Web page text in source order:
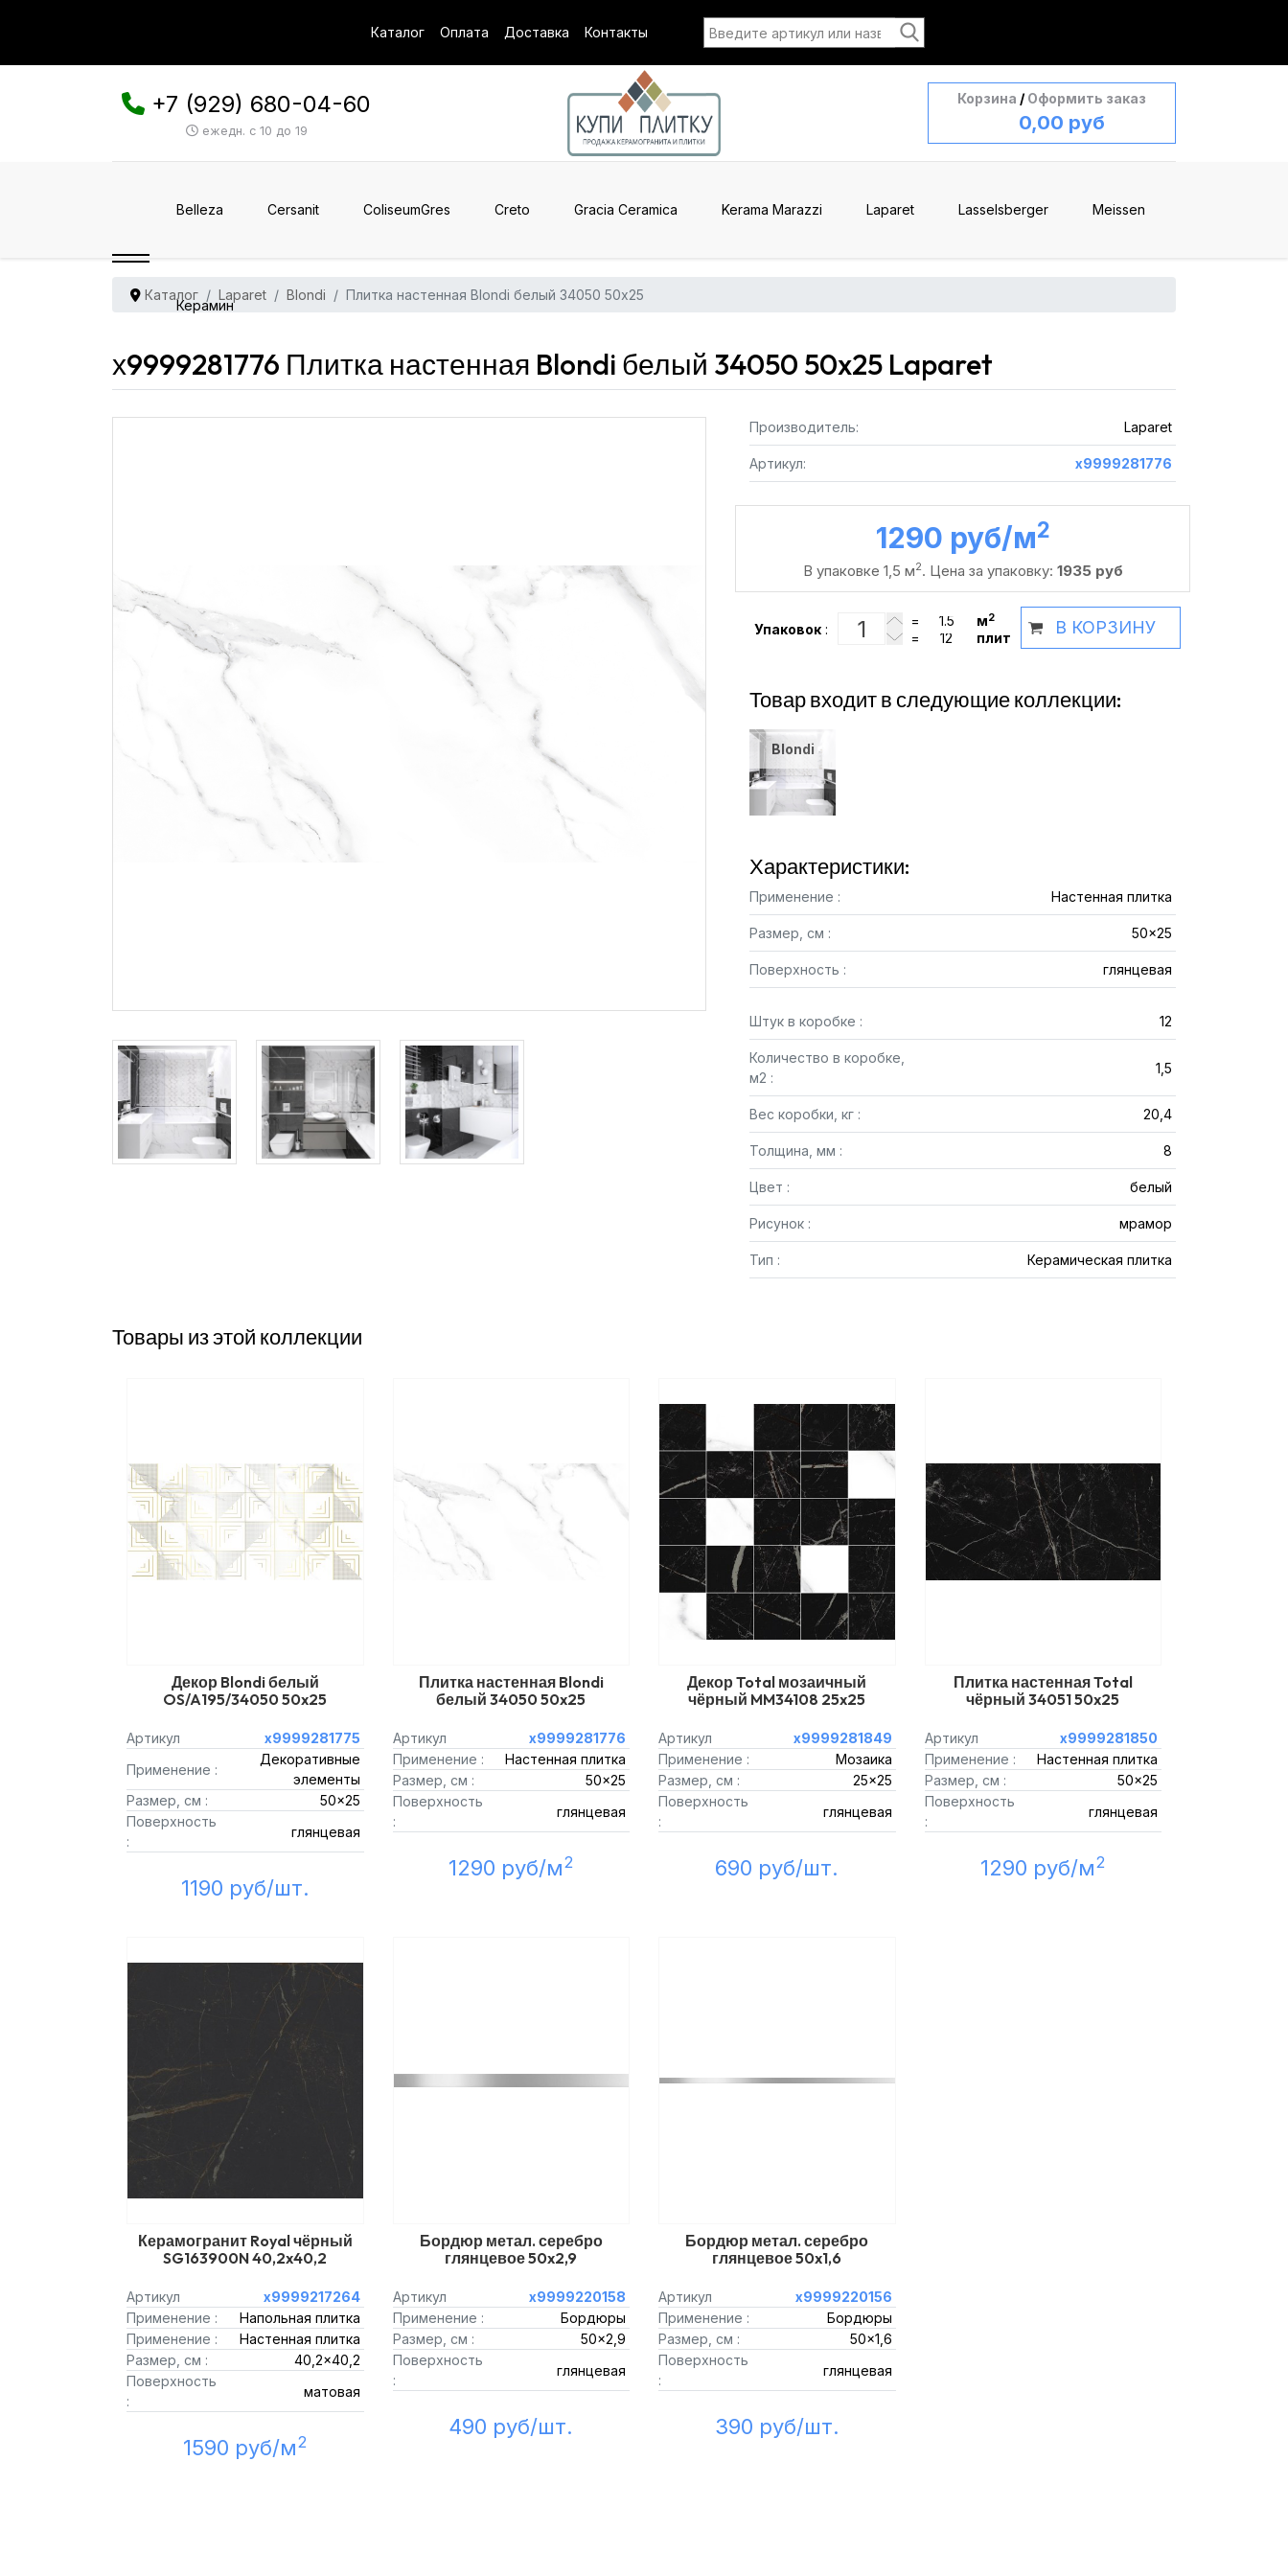
Каталог Оплата Доставка Контакты
+7 (929) 680-04-60
ежедн. с 10 до 19
Корзина / Оформить заказ
0,00 руб
Belleza Cersanit ColiseumGres Creto Gracia Ceramica Kerama Marazzi Laparet Lasselsberger Meissen
Керамин
Каталог Laparet Blondi Плитка настенная Blondi белый 34050 50x25
х9999281776 Плитка настенная Blondi белый 34050 50x25 Laparet
Производитель: Laparet
Артикул: х9999281776
1290 руб /м2
В упаковке 1,5 м2. Цена за упаковку: 1935 руб
Упаковок :
= м2
= плит
В КОРЗИНУ
Товар входит в следующие коллекции:
Blondi
Характеристики:
Применение : Настенная плитка
Размер, см : 50x25
Поверхность : глянцевая
Штук в коробке : 12
Количество в коробке,
м2 :
1,5
Вес коробки, кг : 20,4
Толщина, мм : 8
Цвет : белый
Рисунок : мрамор
Тип : Керамическая плитка
Товары из этой коллекции
Декор Blondi белый
OS/A195/34050 50x25
Артикул
х9999281775
Применение :
Декоративные
элементы
Размер, см :
50x25
Поверхность
:
глянцевая
1190 руб/шт.
Плитка настенная Blondi
белый 34050 50x25
Артикул
х9999281776
Применение :
Настенная плитка
Размер, см :
50x25
Поверхность
:
глянцевая
1290 руб/м2
Декор Total мозаичный
чёрный MM34108 25x25
Артикул
х9999281849
Применение :
Мозаика
Размер, см :
25x25
Поверхность
:
глянцевая
690 руб/шт.
Плитка настенная Total
чёрный 34051 50x25
Артикул
х9999281850
Применение :
Настенная плитка
Размер, см :
50x25
Поверхность
:
глянцевая
1290 руб/м2
Керамогранит Royal чёрный
SG163900N 40,2x40,2
Артикул
х9999217264
Применение :
Напольная плитка
Применение :
Настенная плитка
Размер, см :
40,2x40,2
Поверхность
:
матовая
1590 руб/м2
Бордюр метал. серебро
глянцевое 50x2,9
Артикул
х9999220158
Применение :
Бордюры
Размер, см :
50x2,9
Поверхность
:
глянцевая
490 руб/шт.
Бордюр метал. серебро
глянцевое 50x1,6
Артикул
х9999220156
Применение :
Бордюры
Размер, см :
50x1,6
Поверхность
:
глянцевая
390 руб/шт.